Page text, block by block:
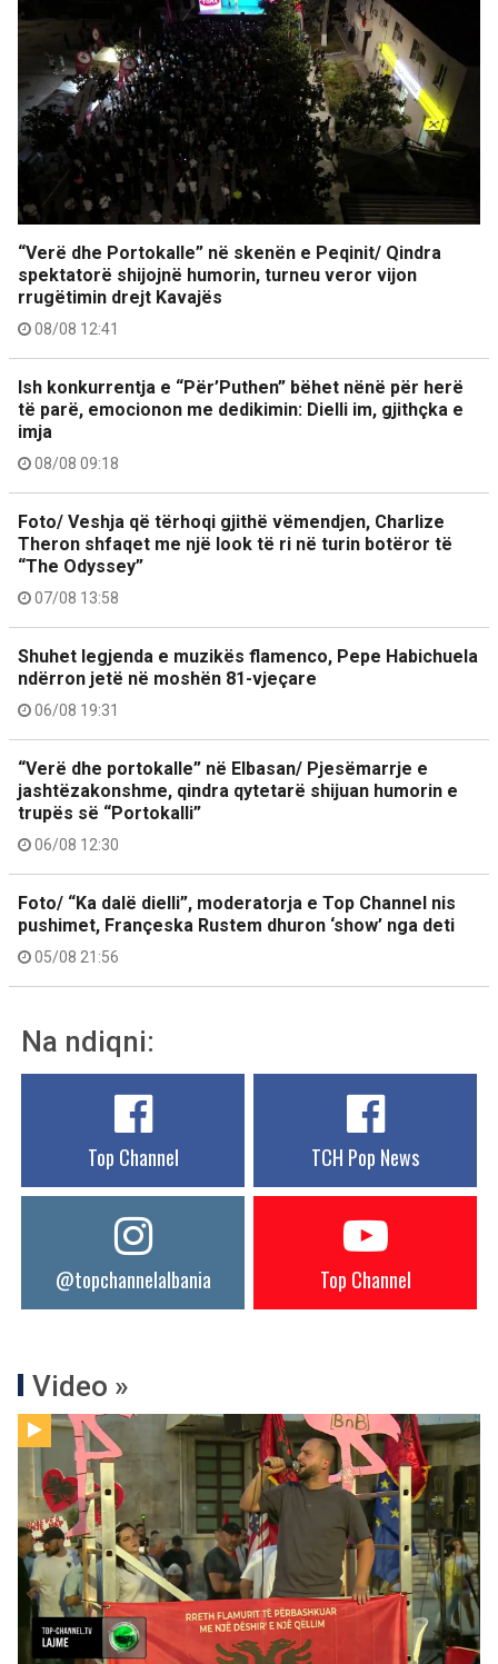
“Verë dhe Portokalle” në skenën e Peqinit/ Qindra
spektatorë shijojnë humorin, turneu veror vijon
rrugëtimin drejt Kavajës
08/08 12:41
Ish konkurrentja e “Për’Puthen” bëhet nënë për herë
të parë, emocionon me dedikimin: Dielli im, gjithçka e
imja
08/08 09:18
Foto/ Veshja që tërhoqi gjithë vëmendjen, Charlize
Theron shfaqet me një look të ri në turin botëror të
“The Odyssey”
07/08 13:58
Shuhet legjenda e muzikës flamenco, Pepe Habichuela
ndërron jetë në moshën 81-vjeçare
06/08 19:31
“Verë dhe portokalle” në Elbasan/ Pjesëmarrje e
jashtëzakonshme, qindra qytetarë shijuan humorin e
trupës së “Portokalli”
06/08 12:30
Foto/ “Ka dalë dielli”, moderatorja e Top Channel nis
pushimet, Françeska Rustem dhuron ‘show’ nga deti
05/08 21:56
Na ndiqni:
Top Channel TCH Pop News
@topchannelalbania Top Channel
Video »